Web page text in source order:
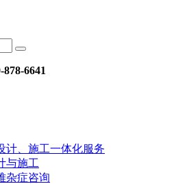
878-6641
计、施工一体化服务
与施工
杂症咨询